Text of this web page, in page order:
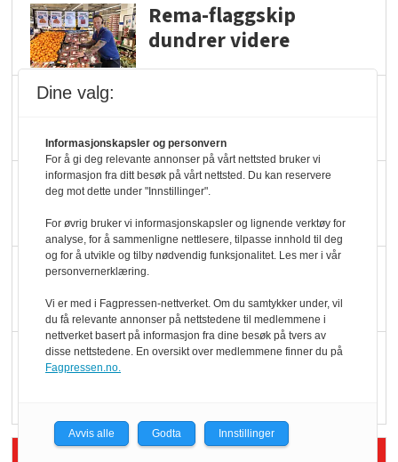
Rema-flaggskip
dundrer videre
Færre varer, men fulle
hyller
KI lager mat i butikken
Q passerte 1 milliard i
Dine valg:
Informasjonskapsler og personvern
For å gi deg relevante annonser på vårt nettsted bruker vi
informasjon fra ditt besøk på vårt nettsted. Du kan reservere
deg mot dette under "Innstillinger".
For øvrig bruker vi informasjonskapsler og lignende verktøy for
analyse, for å sammenligne nettlesere, tilpasse innhold til deg
og for å utvikle og tilby nødvendig funksjonalitet. Les mer i vår
personvernerklæring.
Vi er med i Fagpressen-nettverket. Om du samtykker under, vil
du få relevante annonser på nettstedene til medlemmene i
nettverket basert på informasjon fra dine besøk på tvers av
disse nettstedene. En oversikt over medlemmene finner du på
Fagpressen.no.
Avvis alle Godta Innstillinger